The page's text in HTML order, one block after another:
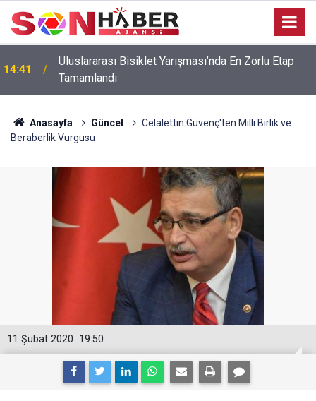
14:41
Uluslararası Bisiklet Yarışması’nda En Zorlu Etap
Tamamlandı
Anasayfa Güncel
Celalettin Güvenç'ten Milli Birlik ve
Beraberlik Vurgusu
19:50
11 Şubat 2020